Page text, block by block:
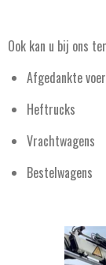
Ook kan u bij ons
Afgedankte
Heftrucks
Vrachtwagens
Bestelwagens